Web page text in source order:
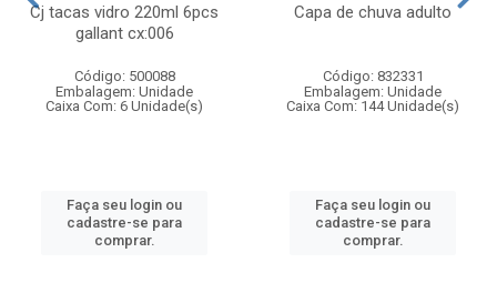
Cj tacas vidro 220ml 6pcs
gallant cx:006
Código: 500088
Embalagem: Unidade
Caixa Com: 6 Unidade(s)
Faça seu login ou
cadastre-se para
comprar.
Capa de chuva adulto
Código: 832331
Embalagem: Unidade
Caixa Com: 144 Unidade(s)
Faça seu login ou
cadastre-se para
comprar.